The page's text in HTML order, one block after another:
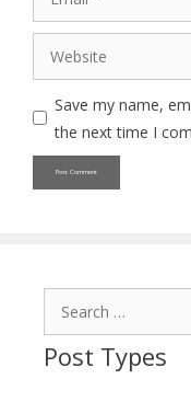
Save my name,
the next time I
Post Types